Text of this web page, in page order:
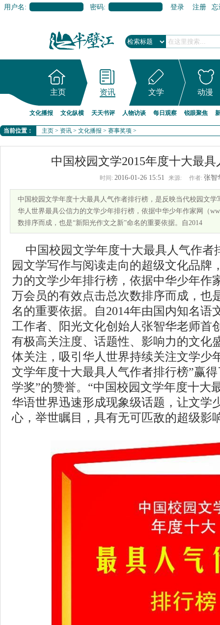
用户名: 密码: 登录 注册 忘
主页 资讯 文学 动漫
文化播报 文化纵横 天天书评 人物访谈 每日观察 锐眼聚焦
当前位置： 主页 > 资讯 > 文化播报 > 赛事奖项 >
中国校园文学2015年度十大最
时间: 2016-01-26 15:51 来源: 作者: 张
中国校园文学年度十大最具人气作者排行榜，是反映当代校园文
华人世界最具公信力的文学少年排行榜，依据中华少年作家网（
数排序而成，也是“新阳光作文之新”命名的重要依据。自2014
中国校园文学年度十大最具人气作者
园文学写作与阅读走向的超级文化品牌
力的文学少年排行榜，依据中华少年作
万会员的有效点击总次数排序而成，也
名的重要依据。自2014年由国内知名语
工作者、阳光文化创始人张智华老师首
有极高关注度、话题性、影响力的文化
体关注，吸引华人世界持续关注文学少
文学年度十大最具人气作者排行榜”赢
学奖”的赞誉。“中国校园文学年度十大
华语世界迅速形成现象级话题，让文学
心，举世瞩目，具有无可匹敌的超级影